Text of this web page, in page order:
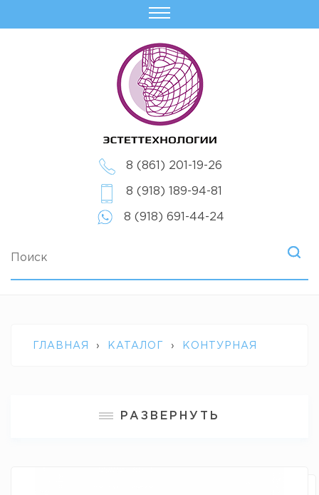
8 (861) 201-19-26
8 (918) 189-94-81
8 (918) 691-44-24
ГЛАВНАЯ › КАТАЛОГ › КОНТУРНАЯ
РАЗВЕРНУТЬ